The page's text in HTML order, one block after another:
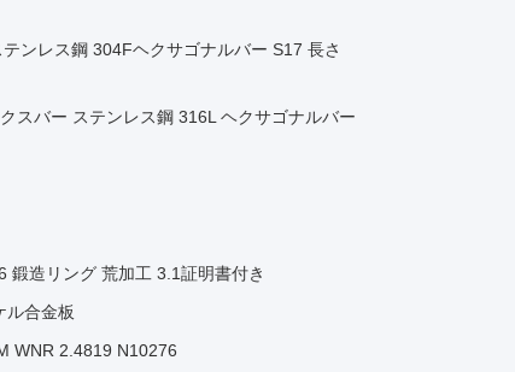
ンレス鋼 304Fヘクサゴナルバー S17 長さ
スバー ステンレス鋼 316L ヘクサゴナルバー
鍛造リング 荒加工 3.1証明書付き
ル合金板
WNR 2.4819 N10276